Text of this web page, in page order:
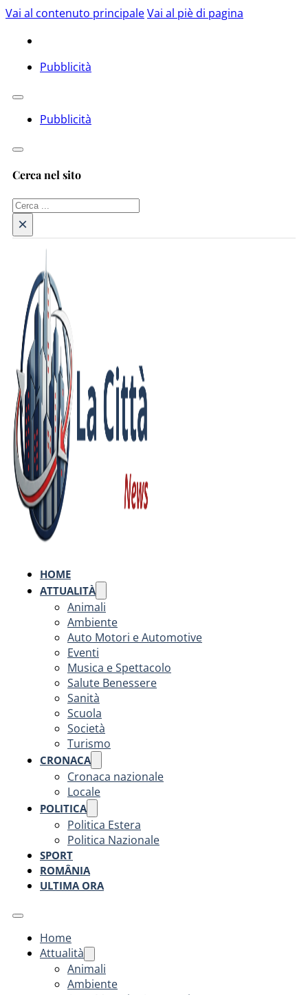
Vai al contenuto principaleVai al piè di pagina
Pubblicità
Pubblicità
Cerca nel sito
Cerca
×
HOME
ATTUALITÀ
Animali
Ambiente
Auto Motori e Automotive
Eventi
Musica e Spettacolo
Salute Benessere
Sanità
Scuola
Società
Turismo
CRONACA
Cronaca nazionale
Locale
POLITICA
Politica Estera
Politica Nazionale
SPORT
ROMÂNIA
ULTIMA ORA
Home
Attualità
Animali
Ambiente